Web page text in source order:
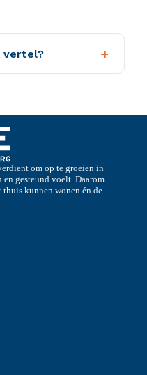
vertel? +
om op te groeien in
gesteund voelt. Daarom
kunnen wonen én de